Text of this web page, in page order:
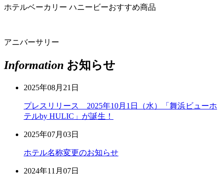
ホテルベーカリー ハニービーおすすめ商品
アニバーサリー
Information お知らせ
2025年08月21日
プレスリリース 2025年10月1日（水）「舞浜ビューホ
テルby HULIC」が誕生！
2025年07月03日
ホテル名称変更のお知らせ
2024年11月07日